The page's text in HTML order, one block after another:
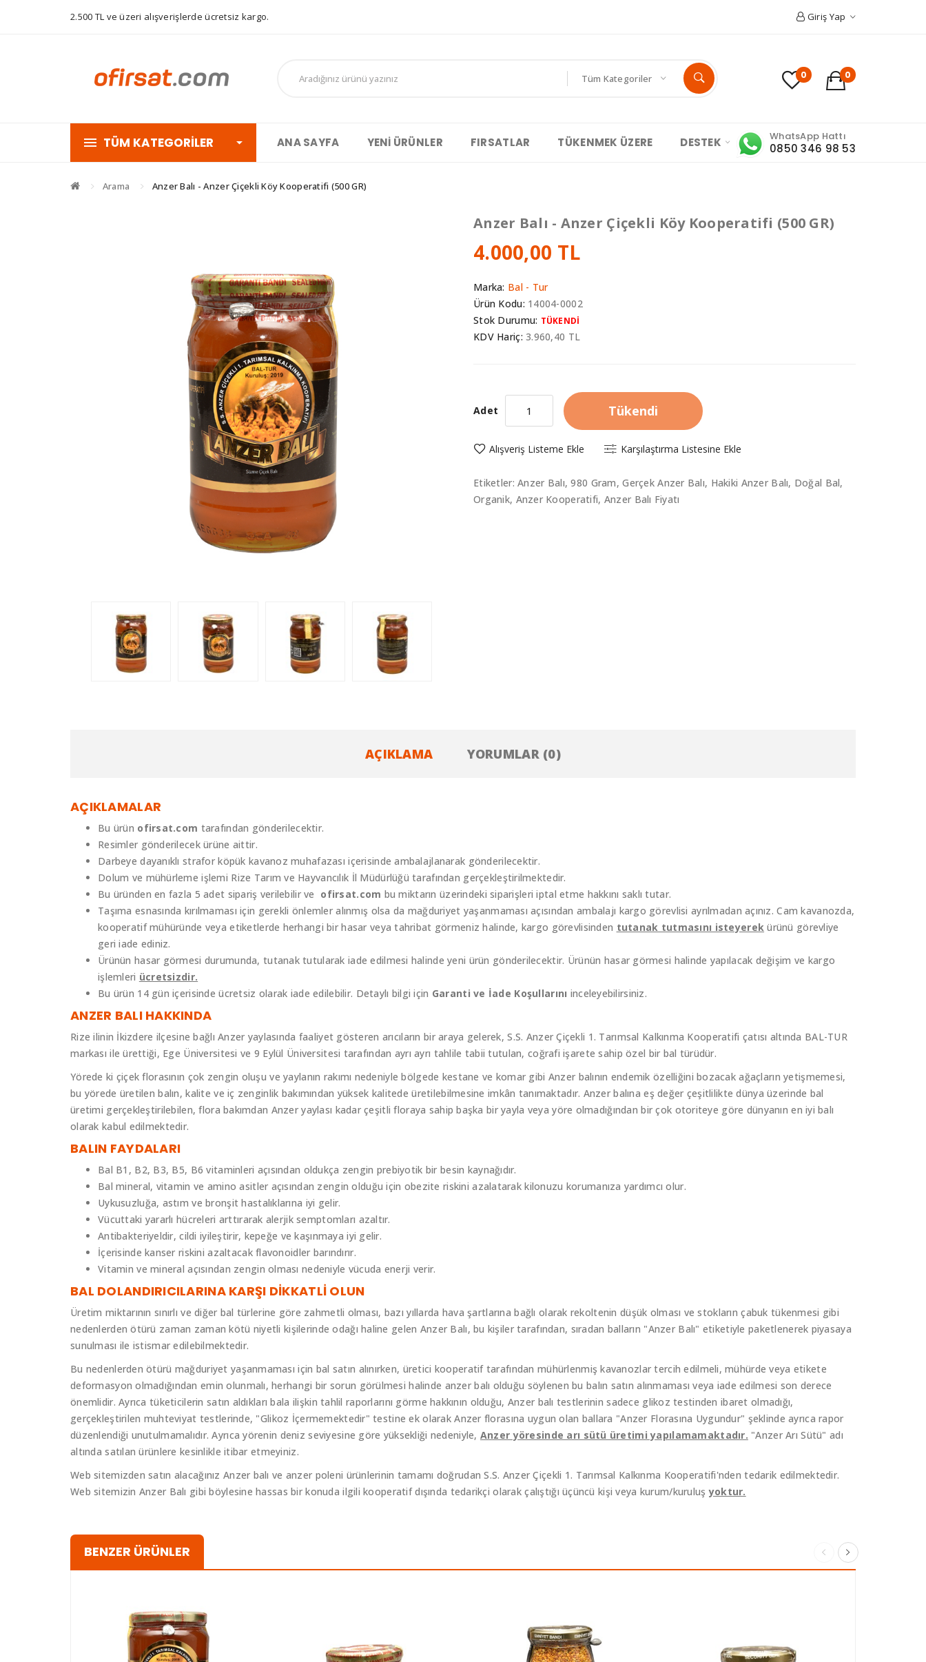
2.500 TL ve üzeri alışverişlerde ücretsiz kargo. Giriş Yap
0 0
Tüm Kategoriler
TÜM KATEGORILER ANA SAYFA YENI ÜRÜNLER FIRSATLAR TÜKENMEK ÜZERE DESTEK WhatsApp Hattı
0850 346 98 53
Arama Anzer Balı - Anzer Çiçekli Köy Kooperatifi (500 GR)
Anzer Balı - Anzer Çiçekli Köy Kooperatifi (500 GR)
4.000,00 TL
Marka: Bal - Tur
Ürün Kodu: 14004-0002
Stok Durumu: TÜKENDİ
KDV Hariç:3.960,40 TL
Adet Tükendi
Alışveriş Listeme Ekle Karşılaştırma Listesine Ekle
Etiketler:Anzer Balı,980 Gram,Gerçek Anzer Balı, Hakiki Anzer Balı, Doğal Bal,
Organik, Anzer Kooperatifi, Anzer Balı Fiyatı
AÇIKLAMA YORUMLAR (0)
AÇIKLAMALAR
Bu ürün ofirsat.com tarafından gönderilecektir.
Resimler gönderilecek ürüne aittir.
Darbeye dayanıklı strafor köpük kavanoz muhafazası içerisinde ambalajlanarak gönderilecektir.
Dolum ve mühürleme işlemi Rize Tarım ve Hayvancılık İl Müdürlüğü tarafından gerçekleştirilmektedir.
Bu üründen en fazla 5 adet sipariş verilebilir ve ofirsat.com bu miktarın üzerindeki siparişleri iptal etme hakkını saklı tutar.
Taşıma esnasında kırılmaması için gerekli önlemler alınmış olsa da mağduriyet yaşanmaması açısından ambalajı kargo görevlisi ayrılmadan açınız. Cam kavanozda,
kooperatif mühüründe veya etiketlerde herhangi bir hasar veya tahribat görmeniz halinde, kargo görevlisinden tutanak tutmasını isteyerek ürünü görevliye
geri iade ediniz.
Ürünün hasar görmesi durumunda, tutanak tutularak iade edilmesi halinde yeni ürün gönderilecektir. Ürünün hasar görmesi halinde yapılacak değişim ve kargo
işlemleri ücretsizdir.
Bu ürün 14 gün içerisinde ücretsiz olarak iade edilebilir. Detaylı bilgi için Garanti ve İade Koşullarını inceleyebilirsiniz.
ANZER BALI HAKKINDA
Rize ilinin İkizdere ilçesine bağlı Anzer yaylasında faaliyet gösteren arıcıların bir araya gelerek, S.S. Anzer Çiçekli 1. Tarımsal Kalkınma Kooperatifi çatısı altında BAL-TUR
markası ile ürettiği, Ege Üniversitesi ve 9 Eylül Üniversitesi tarafından ayrı ayrı tahlile tabii tutulan, coğrafi işarete sahip özel bir bal türüdür.
Yörede ki çiçek florasının çok zengin oluşu ve yaylanın rakımı nedeniyle bölgede kestane ve komar gibi Anzer balının endemik özelliğini bozacak ağaçların yetişmemesi,
bu yörede üretilen balın, kalite ve iç zenginlik bakımından yüksek kalitede üretilebilmesine imkân tanımaktadır. Anzer balına eş değer çeşitlilikte dünya üzerinde bal
üretimi gerçekleştirilebilen, flora bakımdan Anzer yaylası kadar çeşitli floraya sahip başka bir yayla veya yöre olmadığından bir çok otoriteye göre dünyanın en iyi balı
olarak kabul edilmektedir.
BALIN FAYDALARI
Bal B1, B2, B3, B5, B6 vitaminleri açısından oldukça zengin prebiyotik bir besin kaynağıdır.
Bal mineral, vitamin ve amino asitler açısından zengin olduğu için obezite riskini azalatarak kilonuzu korumanıza yardımcı olur.
Uykusuzluğa, astım ve bronşit hastalıklarına iyi gelir.
Vücuttaki yararlı hücreleri arttırarak alerjik semptomları azaltır.
Antibakteriyeldir, cildi iyileştirir, kepeğe ve kaşınmaya iyi gelir.
İçerisinde kanser riskini azaltacak flavonoidler barındırır.
Vitamin ve mineral açısından zengin olması nedeniyle vücuda enerji verir.
BAL DOLANDIRICILARINA KARŞI DİKKATLİ OLUN
Üretim miktarının sınırlı ve diğer bal türlerine göre zahmetli olması, bazı yıllarda hava şartlarına bağlı olarak rekoltenin düşük olması ve stokların çabuk tükenmesi gibi
nedenlerden ötürü zaman zaman kötü niyetli kişilerinde odağı haline gelen Anzer Balı, bu kişiler tarafından, sıradan balların "Anzer Balı" etiketiyle paketlenerek piyasaya
sunulması ile istismar edilebilmektedir.
Bu nedenlerden ötürü mağduriyet yaşanmaması için bal satın alınırken, üretici kooperatif tarafından mühürlenmiş kavanozlar tercih edilmeli, mühürde veya etikete
deformasyon olmadığından emin olunmalı, herhangi bir sorun görülmesi halinde anzer balı olduğu söylenen bu balın satın alınmaması veya iade edilmesi son derece
önemlidir. Ayrıca tüketicilerin satın aldıkları bala ilişkin tahlil raporlarını görme hakkının olduğu, Anzer balı testlerinin sadece glikoz testinden ibaret olmadığı,
gerçekleştirilen muhteviyat testlerinde, "Glikoz İçermemektedir" testine ek olarak Anzer florasına uygun olan ballara "Anzer Florasına Uygundur" şeklinde ayrıca rapor
düzenlendiği unutulmamalıdır. Ayrıca yörenin deniz seviyesine göre yüksekliği nedeniyle, Anzer yöresinde arı sütü üretimi yapılamamaktadır. "Anzer Arı Sütü" adı
altında satılan ürünlere kesinlikle itibar etmeyiniz.
Web sitemizden satın alacağınız Anzer balı ve anzer poleni ürünlerinin tamamı doğrudan S.S. Anzer Çiçekli 1. Tarımsal Kalkınma Kooperatifi'nden tedarik edilmektedir.
Web sitemizin Anzer Balı gibi böylesine hassas bir konuda ilgili kooperatif dışında tedarikçi olarak çalıştığı üçüncü kişi veya kurum/kuruluşyoktur.
BENZER ÜRÜNLER